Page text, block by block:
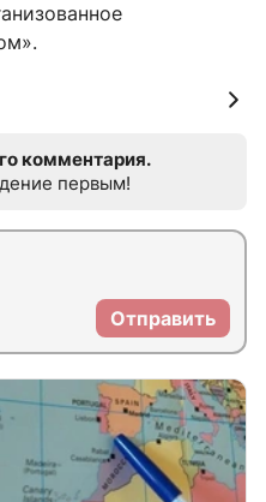
комментария.
первым!
Отправить